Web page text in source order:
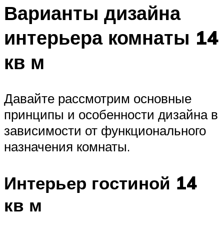
Варианты дизайна
интерьера комнаты 14
кв м
Давайте рассмотрим основные
принципы и особенности дизайна в
зависимости от функционального
назначения комнаты.
Интерьер гостиной 14
кв м